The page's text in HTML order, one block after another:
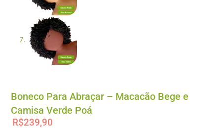
Boneco Para Abraçar – Macacão Bege e
Camisa Verde Poá
R$239,90